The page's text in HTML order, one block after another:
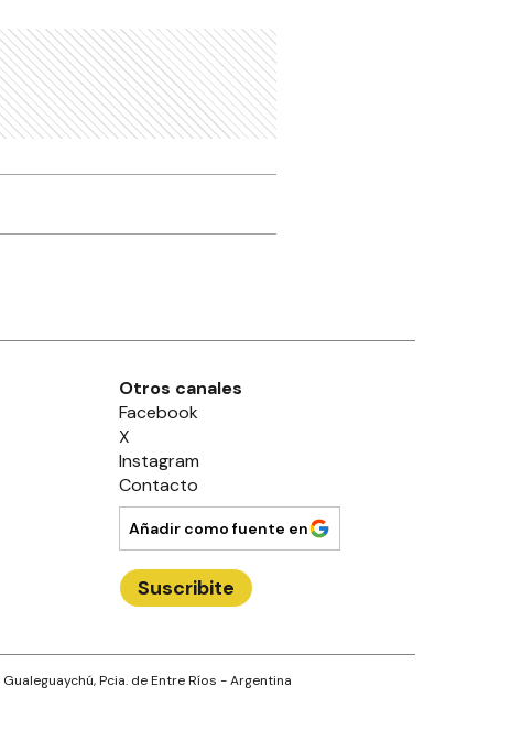
Otros canales
Facebook
X
Instagram
Contacto
Añadir como fuente en
Suscribite
Gualeguaychú, Pcia. de Entre Ríos - Argentina